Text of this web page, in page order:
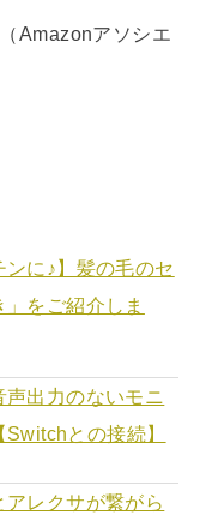
Amazonアソシエ
ンに♪】髪の毛のセ
をご紹介しま
声出力のないモニ
との接続】
レクサが繋がら